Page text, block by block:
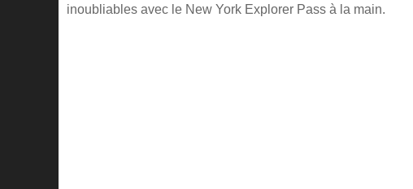
inoubliables avec le New York Explorer Pass à la main.